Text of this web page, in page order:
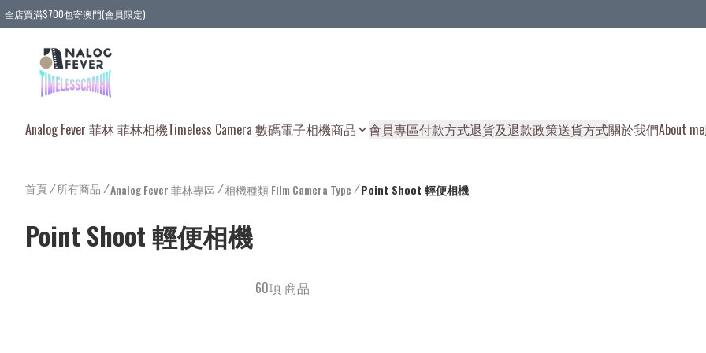
全店買滿$700包寄澳門(會員限定)
Analog Fever 菲林 菲林相機Timeless Camera 數碼電子相機商品 會員專區付款方式退貨及退款政策送貨方式關於我們About me
首頁/所有商品 /Analog Fever 菲林專區 /相機種類 Film Camera Type /Point Shoot 輕便相機
Point Shoot 輕便相機
60項 商品